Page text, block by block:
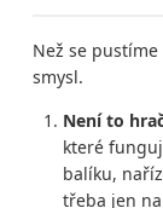
Než se
smysl.
Není to
které
balíku,
třeba jen